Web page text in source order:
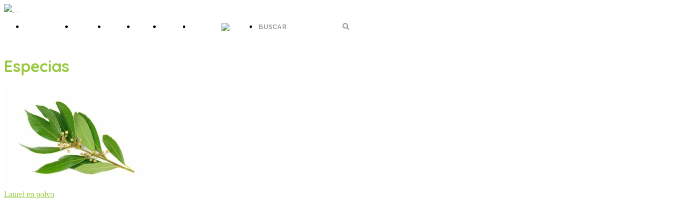
Quienes Somos Productos Servicios Noticias Contacto
Especias
Laurel en polvo